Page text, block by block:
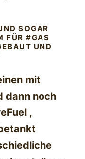
SOGAR
FÜR #GAS
UND
mit
dann noch
,